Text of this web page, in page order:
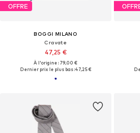
OFFRE
BOGGI MILANO
Cravate
47,25 €
À l'origine : 79,00 €
Dernier prix le plus bas :47,25 €